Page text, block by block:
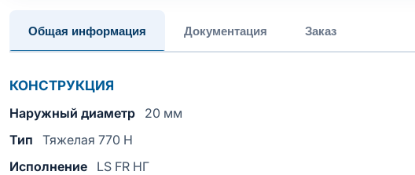
Общая информация Документация Заказ
КОНСТРУКЦИЯ
Наружный диаметр
20 мм
Тип
Тяжелая 770 Н
Исполнение
LS FR НГ